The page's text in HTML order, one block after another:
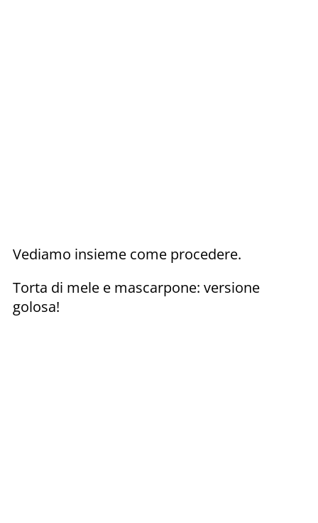
Vediamo insieme come procedere.
Torta di mele e mascarpone: versione
golosa!